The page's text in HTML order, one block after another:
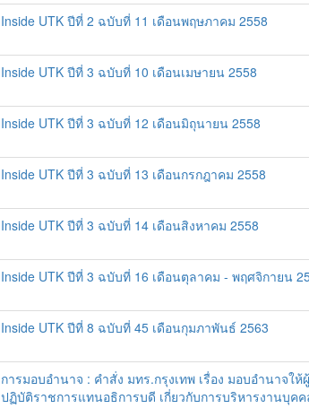
Inside UTK ปีที่ 2 ฉบับที่ 11 เดือนพฤษภาคม 2558
Inside UTK ปีที่ 3 ฉบับที่ 10 เดือนเมษายน 2558
Inside UTK ปีที่ 3 ฉบับที่ 12 เดือนมิถุนายน 2558
Inside UTK ปีที่ 3 ฉบับที่ 13 เดือนกรกฎาคม 2558
Inside UTK ปีที่ 3 ฉบับที่ 14 เดือนสิงหาคม 2558
Inside UTK ปีที่ 3 ฉบับที่ 16 เดือนตุลาคม - พฤศจิกายน
Inside UTK ปีที่ 8 ฉบับที่ 45 เดือนกุมภาพันธ์ 2563
การมอบอำนาจ : คำสั่ง มทร.กรุงเทพ เรื่อง มอบอำนาจใ
ปฏิบัติราชการแทนอธิการบดี เกี่ยวกับการบริหารงานบุคค